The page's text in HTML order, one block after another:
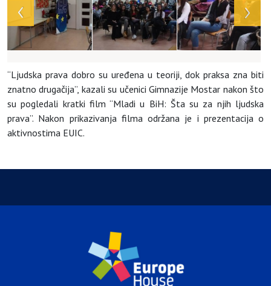
“Ljudska prava dobro su uređena u teoriji, dok praksa zna biti
znatno drugačija”, kazali su učenici Gimnazije Mostar nakon što
su pogledali kratki film “Mladi u BiH: Šta su za njih ljudska
prava”. Nakon prikazivanja filma održana je i prezentacija o
aktivnostima EUIC.